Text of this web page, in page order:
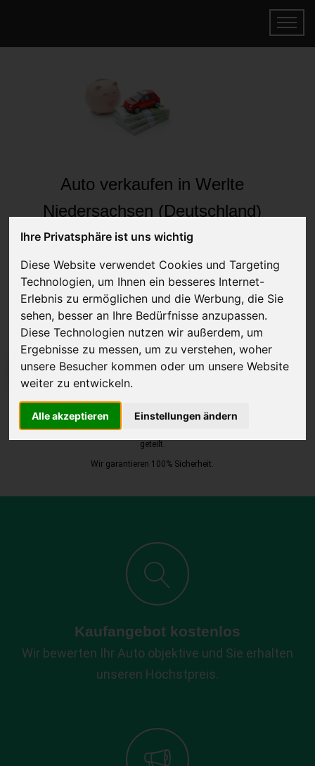
Ihre Privatsphäre ist uns wichtig
Diese Website verwendet Cookies und Targeting
Technologien, um Ihnen ein besseres Internet-
Erlebnis zu ermöglichen und die Werbung, die Sie
sehen, besser an Ihre Bedürfnisse anzupassen.
Diese Technologien nutzen wir außerdem, um
Ergebnisse zu messen, um zu verstehen, woher
unsere Besucher kommen oder um unsere Website
weiter zu entwickeln.
Alle akzeptieren Einstellungen ändern
Auto verkaufen in Werlte
Niedersachsen (Deutschland)
Online Auto verkaufen & gratis abholen
Auf Wunsch sofort Geld für Ihr Auto erhalten
JETZT KOSTENLOSE BEWERTUNG
Kostenloses Angebotfür den Ankauf Ihres Autos inklusive der
Abholung, auf Wunsch sofort Geld. Ihre Daten werden nicht mit Dritten
geteilt.
Wir garantieren 100% Sicherheit.
Kaufangebot kostenlos
Wir bewerten Ihr Auto objektive und Sie erhalten
unseren Höchstpreis.